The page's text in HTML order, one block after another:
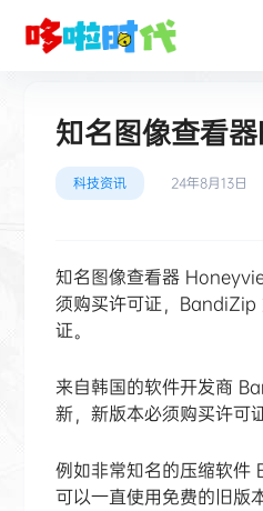
知名图像查看
科技资讯 24年8月13日
知名图像查看器
须购买许可证，BandiZip
证。
来自韩国的软件开发商
新，新版本必须购买许可
例如非常知名的压缩软件
可以一直使用免费的旧版本